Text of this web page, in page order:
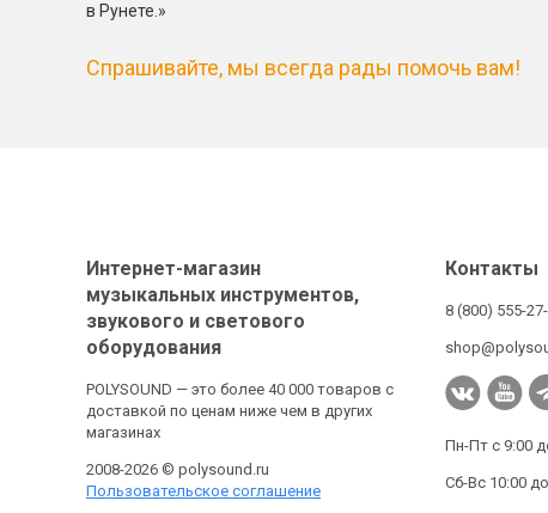
в Рунете.»
Спрашивайте, мы всегда рады помочь вам!
Интернет-магазин
музыкальных инструментов,
звукового и светового
оборудования
POLYSOUND — это более 40 000 товаров с
доставкой по ценам ниже чем в других
магазинах
2008-2026 © polysound.ru
Пользовательское соглашение
Контакты
8 (800) 555-
Пн-Пт с 9:00
Сб-Вс 10:00